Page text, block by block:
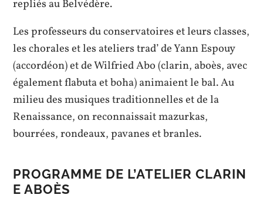
repliés au Belvédère.
Les professeurs du conservatoires et leurs classes,
les chorales et les ateliers trad’ de Yann Espouy
(accordéon) et de Wilfried Abo (clarin, aboès, avec
également flabuta et boha) animaient le bal. Au
milieu des musiques traditionnelles et de la
Renaissance, on reconnaissait mazurkas,
bourrées, rondeaux, pavanes et branles.
PROGRAMME DE L’ATELIER CLARIN
E ABOÈS